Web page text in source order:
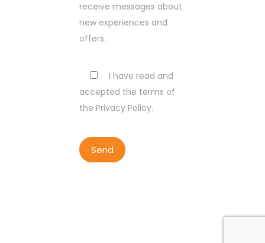
receive messages about
new experiences and
offers.
I have read and
accepted the terms of
the Privacy Policy.